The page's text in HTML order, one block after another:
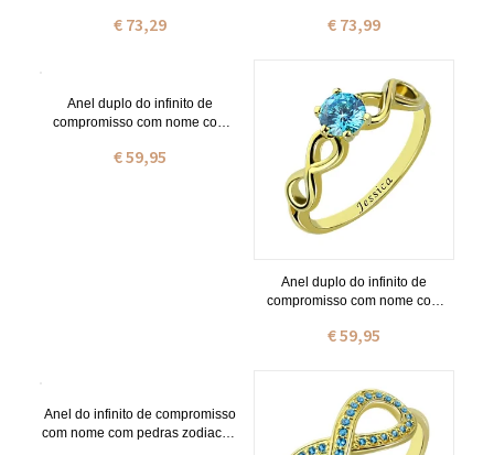
€ 73,29 € 73,99
Anel duplo do infinito de
compromisso com nome com
€ 59,95
Anel duplo do infinito de
compromisso com nome com
de 18 quilates
€ 59,95
Anel do infinito de compromisso
com nome com pedras zodiacais